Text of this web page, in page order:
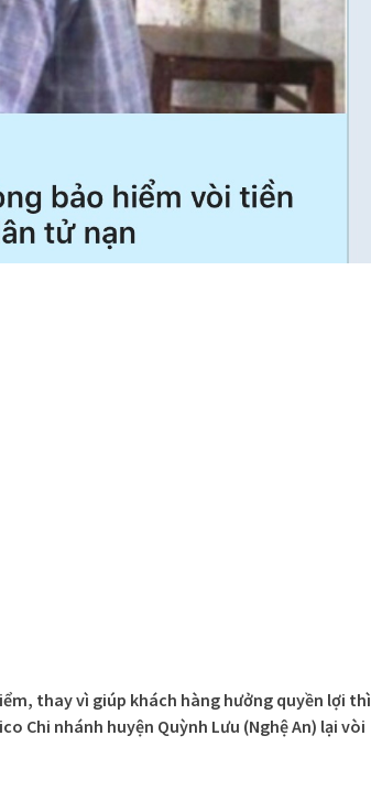
thay vì giúp khách hàng hưởng quyền lợi thì
Chi nhánh huyện Quỳnh Lưu (Nghệ An) lại vòi